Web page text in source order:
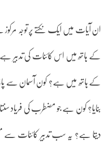
ان آیات میں ایک نکتے پر توجہ
کے ہاتھ میں اس کائنات کی تدبیر ہے۔
کے ہاتھ میں ہے؟ کون آسمان سے
بنایا؟ کون ہے جو مضطرب کی فریاد
دیتا ہے؟ یہ سب تدبیر کائنات